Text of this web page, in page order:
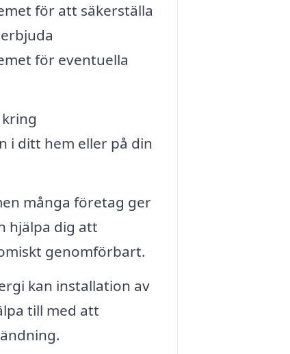
för att säkerställa
för eventuella
i ditt hem eller på din
många företag ger
hjälpa dig att
genomförbart.
kan installation av
till med att